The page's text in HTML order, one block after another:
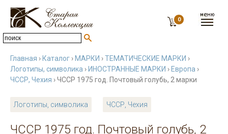
0
Главная › Каталог › МАРКИ ›ТЕМАТИЧЕСКИЕ МАРКИ ›
Логотипы, символика › ИНОСТРАННЫЕ МАРКИ › Европа ›
ЧССР, Чехия › ЧССР 1975 год. Почтовый голубь, 2 марки
Логотипы, символика ЧССР, Чехия
ЧССР 1975 год. Почтовый голубь, 2